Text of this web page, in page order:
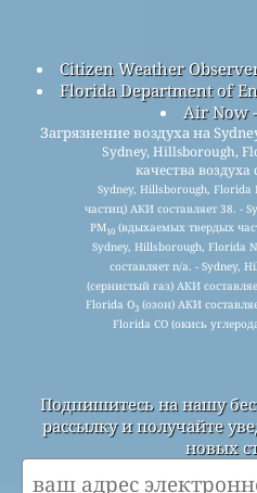
Citizen Weather
Florida Department of
Air Now -
Загрязнение воздуха на
Sydney, Hillsborough,
качества воздуха
Sydney, Hillsborough, Florida
частиц) АКИ составляет 38. -
PM10(вдыхаемых твердых
Sydney, Hillsborough, Florida
составляет n/a. - Sydney,
(сернистый газ) АКИ
Florida O3(озон) АКИ
Florida CO (окись
Подпишитесь на нашу
рассылку и получайте
новых